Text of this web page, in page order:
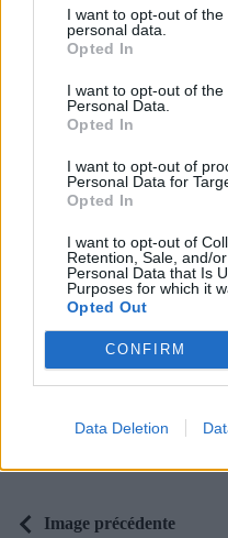
I want to opt-out of
personal data.
Opted In
I want to opt-out of the
Personal Data.
Opted In
I want to opt-out of
Personal Data for
Opted In
I want to opt-out of
Retention, Sale, and/
Personal Data that Is
Purposes for which it
Opted Out
CONFIRM
Data Deletion
Image précédente